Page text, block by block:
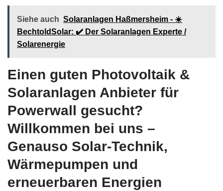
Siehe auch Solaranlagen Haßmersheim - ☀️
BechtoldSolar: ✔️ Der Solaranlagen Experte /
Solarenergie
Einen guten Photovoltaik &
Solaranlagen Anbieter für
Powerwall gesucht?
Willkommen bei uns –
Genauso Solar-Technik,
Wärmepumpen und
erneuerbaren Energien